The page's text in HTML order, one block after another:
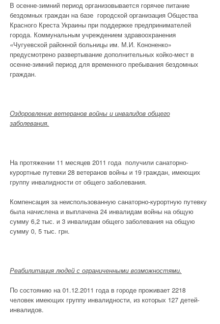
В осенне-зимний период организовывается горячее питание
бездомных граждан на базе городской организация Общества
Красного Креста Украины при поддержке предпринимателей
города. Коммунальным учреждением здравоохранения
«Чугуевской районной больницы им. М.И. Кононенко»
предусмотрено развертывание дополнительных койко-мест в
осенне-зимний период для временного пребывания бездомных
граждан.
Оздоровление ветеранов войны и инвалидов общего
заболевания.
На протяжении 11 месяцев 2011 года получили санаторно-
курортные путевки 28 ветеранов войны и 19 граждан, имеющих
группу инвалидности от общего заболевания.
Компенсация за неиспользованную санаторно-курортную путевку
была начислена и выплачена 24 инвалидам войны на общую
сумму 6,2 тыс. и 3 инвалидам общего заболевания на общую
сумму 0, 5 тыс. грн.
Реабилитация людей с ограниченными возможностями.
По состоянию на 01.12.2011 года в городе проживает 2218
человек имеющих группу инвалидности, из которых 127 детей-
инвалидов.